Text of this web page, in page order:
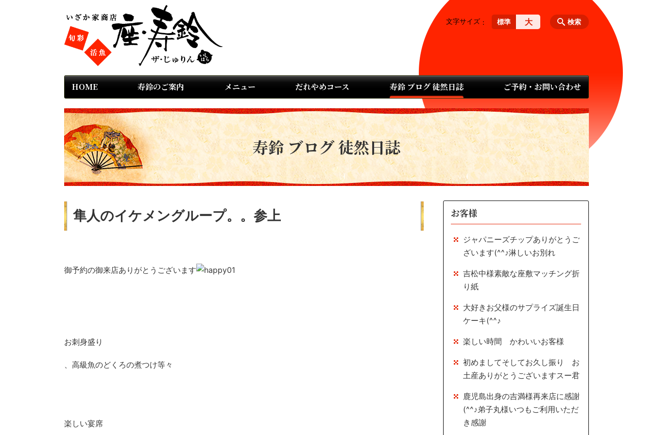
HOME 寿鈴のご案内 メニュー だれやめコース 寿鈴 ブログ 徒然日誌 ご予約・お問い合わせ
検索
文字サイズ 標準 大
寿鈴 ブログ 徒然日誌
隼人のイケメングループ。。参上
御予約の御来店ありがとうございます
お刺身盛り
、高級魚のどくろの煮つけ等々
楽しい宴席
お客様
ジャパニーズチップありがとうご
ざいます(^^♪淋しいお別れ
吉松中様素敵な座敷マッチング折
り紙
大好きお父様のサプライズ誕生日
ケーキ(^^♪
楽しい時間 かわいいお客様
初めましてそしてお久し振り お
土産ありがとうございますスー君
鹿児島出身の吉満様再来店に感謝
(^^♪弟子丸様いつもご利用いただ
き感謝